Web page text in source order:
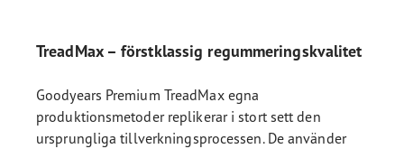
TreadMax – förstklassig regummeringskvalitet
Goodyears Premium TreadMax egna
produktionsmetoder replikerar i stort sett den
ursprungliga tillverkningsprocessen. De använder